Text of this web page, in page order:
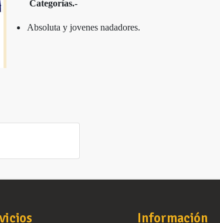
Categorías.-
Absoluta y jovenes nadadores.
Información